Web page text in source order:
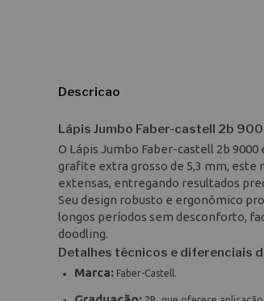
Descricao
Lápis Jumbo Faber-castell 2b
O Lápis Jumbo Faber-castell 2b
grafite extra grosso de 5,3 mm, este
extensas, entregando resultados
Seu design robusto e ergonômico
longos períodos sem desconforto,
doodling.
Detalhes técnicos e diferenciais
Marca: Faber-Castell.